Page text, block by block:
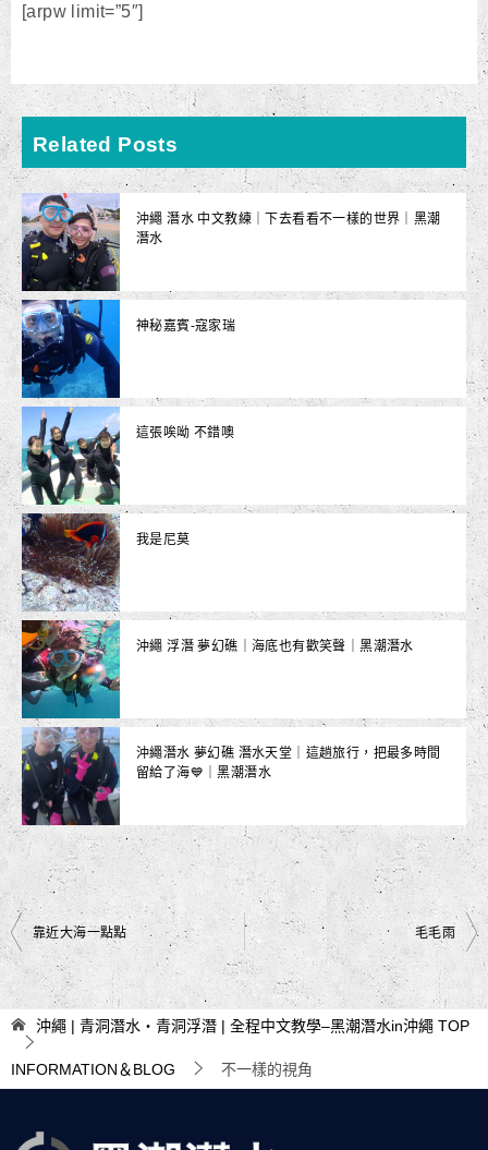
[arpw limit=”5″]
Related Posts
沖繩 潛水 中文教練｜下去看看不一樣的世界｜黑潮
潛水
神秘嘉賓-寇家瑞
這張唉呦 不錯噢
我是尼莫
沖繩 浮潛 夢幻礁｜海底也有歡笑聲｜黑潮潛水
沖繩潛水 夢幻礁 潛水天堂｜這趟旅行，把最多時間
留給了海💙｜黑潮潛水
文
章
導
覽
靠近大海一點點 毛毛雨
沖繩 | 青洞潛水・青洞浮潛 | 全程中文教學–黑潮潛水in沖繩 TOP
INFORMATION＆BLOG 不一樣的視角